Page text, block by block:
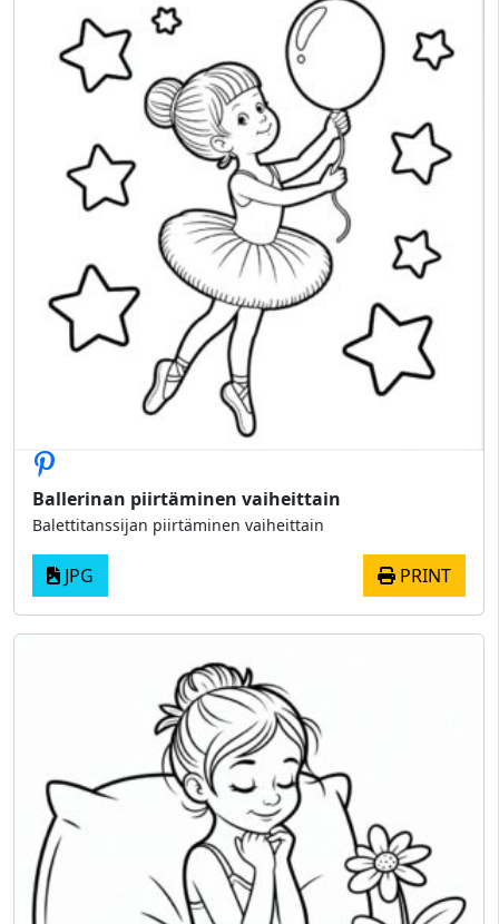
Ballerinan piirtäminen vaiheittain
Balettitanssijan piirtäminen vaiheittain
JPG PRINT